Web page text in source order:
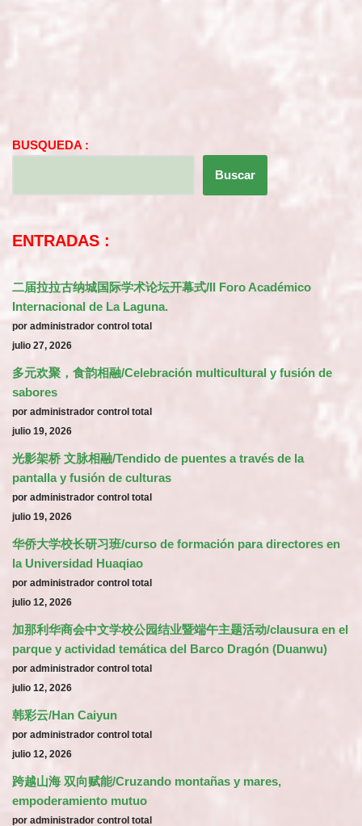
BUSQUEDA :
Buscar
ENTRADAS :
二届拉拉古纳城国际学术论坛开幕式/II Foro Académico
Internacional de La Laguna.
por administrador control total
julio 27, 2026
多元欢聚，食韵相融/Celebración multicultural y fusión de
sabores
por administrador control total
julio 19, 2026
光影架桥 文脉相融/Tendido de puentes a través de la
pantalla y fusión de culturas
por administrador control total
julio 19, 2026
华侨大学校长研习班/curso de formación para directores en
la Universidad Huaqiao
por administrador control total
julio 12, 2026
加那利华商会中文学校公园结业暨端午主题活动/clausura en el
parque y actividad temática del Barco Dragón (Duanwu)
por administrador control total
julio 12, 2026
韩彩云/Han Caiyun
por administrador control total
julio 12, 2026
跨越山海 双向赋能/Cruzando montañas y mares,
empoderamiento mutuo
por administrador control total